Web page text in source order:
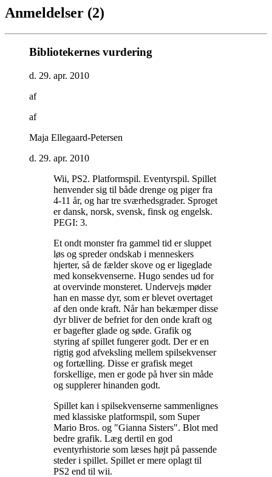
Anmeldelser (2)
Bibliotekernes vurdering
d. 29. apr. 2010
af
af
Maja Ellegaard-Petersen
d. 29. apr. 2010
Wii, PS2. Platformspil. Eventyrspil. Spillet
henvender sig til både drenge og piger fra
4-11 år, og har tre sværhedsgrader. Sproget
er dansk, norsk, svensk, finsk og engelsk.
PEGI: 3.
Et ondt monster fra gammel tid er sluppet
løs og spreder ondskab i menneskers
hjerter, så de fælder skove og er ligeglade
med konsekvenserne. Hugo sendes ud for
at overvinde monsteret. Undervejs møder
han en masse dyr, som er blevet overtaget
af den onde kraft. Når han bekæmper disse
dyr bliver de befriet for den onde kraft og
er bagefter glade og søde. Grafik og
styring af spillet fungerer godt. Der er en
rigtig god afveksling mellem spilsekvenser
og fortælling. Disse er grafisk meget
forskellige, men er gode på hver sin måde
og supplerer hinanden godt.
Spillet kan i spilsekvenserne sammenlignes
med klassiske platformspil, som Super
Mario Bros. og "Gianna Sisters". Blot med
bedre grafik. Læg dertil en god
eventyrhistorie som læses højt på passende
steder i spillet. Spillet er mere oplagt til
PS2 end til wii.